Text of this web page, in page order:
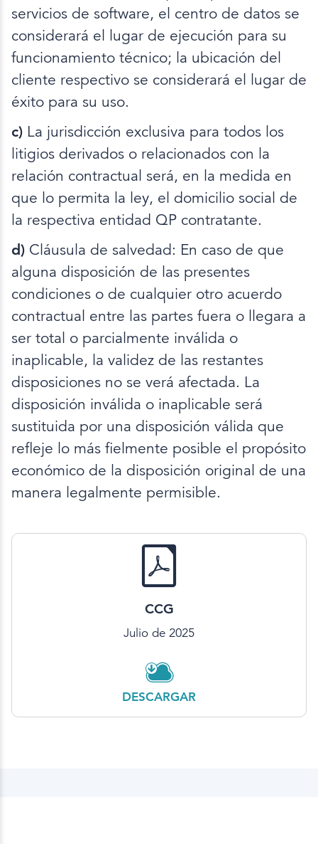
servicios de software, el centro de datos se
considerará el lugar de ejecución para su
funcionamiento técnico; la ubicación del
cliente respectivo se considerará el lugar de
éxito para su uso.
c) La jurisdicción exclusiva para todos los
litigios derivados o relacionados con la
relación contractual será, en la medida en
que lo permita la ley, el domicilio social de
la respectiva entidad QP contratante.
d) Cláusula de salvedad: En caso de que
alguna disposición de las presentes
condiciones o de cualquier otro acuerdo
contractual entre las partes fuera o llegara a
ser total o parcialmente inválida o
inaplicable, la validez de las restantes
disposiciones no se verá afectada. La
disposición inválida o inaplicable será
sustituida por una disposición válida que
refleje lo más fielmente posible el propósito
económico de la disposición original de una
manera legalmente permisible.
CCG
Julio de 2025
DESCARGAR